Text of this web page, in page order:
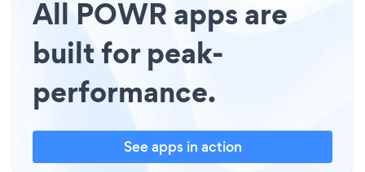
All POWR apps are
built for peak-
performance.
See apps in action